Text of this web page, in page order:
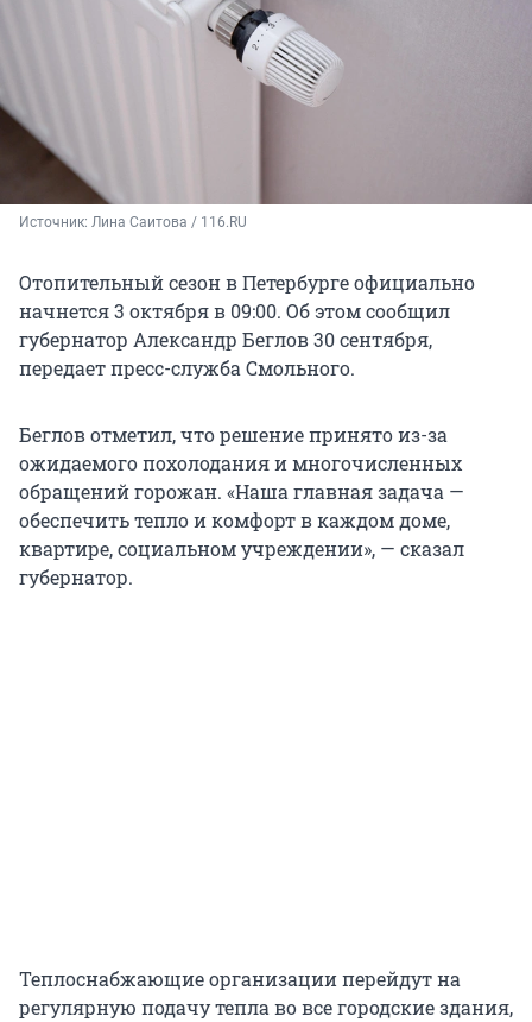
Источник: Лина Саитова / 116.RU
Отопительный сезон в Петербурге официально
начнется 3 октября в 09:00. Об этом сообщил
губернатор Александр Беглов 30 сентября,
передает пресс-служба Смольного.
Беглов отметил, что решение принято из-за
ожидаемого похолодания и многочисленных
обращений горожан. «Наша главная задача —
обеспечить тепло и комфорт в каждом доме,
квартире, социальном учреждении», — сказал
губернатор.
Теплоснабжающие организации перейдут на
регулярную подачу тепла во все городские здания,